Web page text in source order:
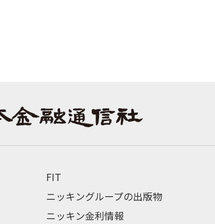
FIT
ニッキングループの出版物
ニッキン金利情報